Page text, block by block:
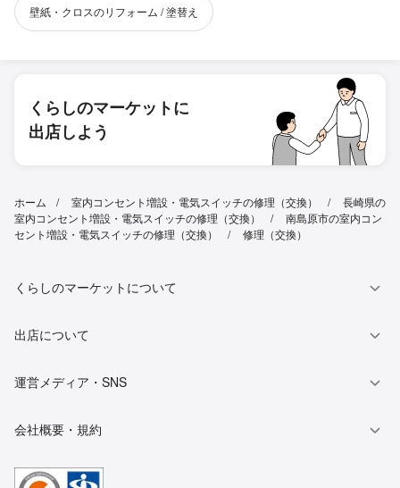
壁紙・クロスのリフォーム / 塗替え
くらしのマーケットに
出店しよう
ホーム 室内コンセント増設・電気スイッチの修理（交換）
長崎県の
室内コンセント増設・電気スイッチの修理（交換）
南島原市の室内コン
セント増設・電気スイッチの修理（交換）
修理（交換）
くらしのマーケットについて
出店について
運営メディア・SNS
会社概要・規約